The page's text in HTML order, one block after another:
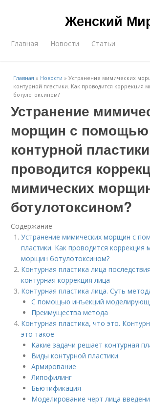
Женский
Главная Новости Статьи
Главная » Новости »Устранение мимических
контурной пластики. Как проводится коррекция
ботулотоксином?
Устранение
морщин с помощью
контурной
проводится
мимических
ботулотоксином?
Содержание
Устранение мимических морщин с
пластики. Как проводится коррекция
морщин ботулотоксином?
Контурная пластика лица
контурная коррекция лица
Контурная пластика лица. Суть
С помощью инъекций
Преимущества метода
Контурная пластика, что это.
это такое
Какие задачи решает контурная
Виды контурной пластики
Армирование
Липофилинг
Бьютификация
Моделирование черт лица